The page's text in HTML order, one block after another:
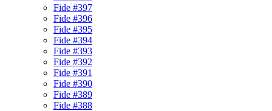
Fide #397
Fide #396
Fide #395
Fide #394
Fide #393
Fide #392
Fide #391
Fide #390
Fide #389
Fide #388